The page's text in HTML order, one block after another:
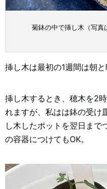
菊鉢の中で挿し木（写真
挿し木は最初の1週間は朝
挿し木するとき、穂木を2
れますが、私はは鉢の受け
し木したポットを翌日まで
の容器につけてもOK。